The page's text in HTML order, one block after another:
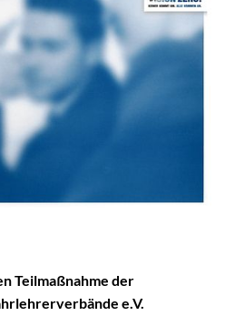
Teilmaßnahme der
e.V.